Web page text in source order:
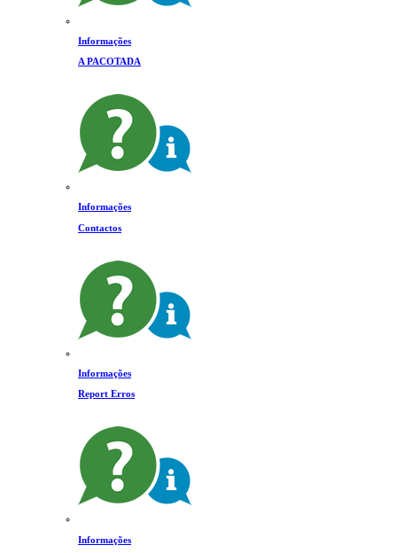
Informações
A PACOTADA
Informações
Contactos
Informações
Report Erros
Informações